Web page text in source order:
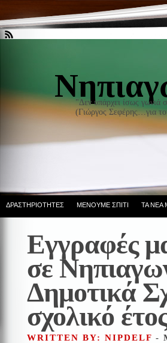
"Δεν υπάρχει ίσως γωνιά
(Γιώργος Σεφέρης…για
ΔΡΑΣΤΗΡΙΌΤΗΤΕΣ ΜΈΝΟΥΜΕ ΣΠΊΤΙ ΤΑ ΝΈΑ
Εγγραφές
σε
Δημοτικά
σχολικό
WRITTEN BY: NIPDELF -